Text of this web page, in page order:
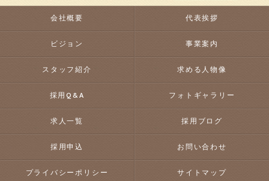
会社概要 代表挨拶
ビジョン 事業案内
スタッフ紹介 求める人物像
採用Q&A フォトギャラリー
求人一覧 採用ブログ
採用申込 お問い合わせ
プライバシーポリシー サイトマップ